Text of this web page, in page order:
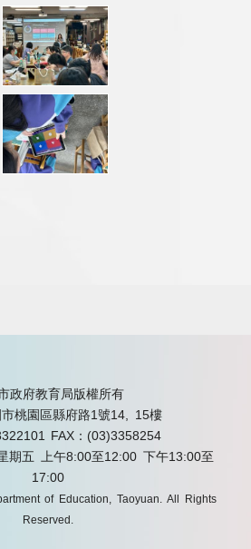
政府教育局版權所有
桃園區縣府路1號14, 15樓
FAX：(03)3358254
期五 上午8:00至12:00 下午13:00至
17:00
of Education, Taoyuan. All Rights
Reserved.